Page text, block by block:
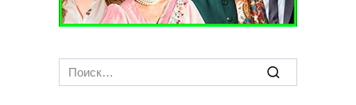
Search
for: